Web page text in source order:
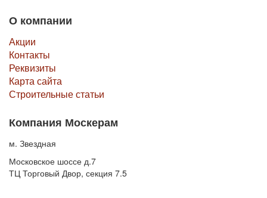
О компании
Акции
Контакты
Реквизиты
Карта сайта
Строительные статьи
Компания Москерам
м. Звездная
Московское шоссе д.7
ТЦ Торговый Двор, секция 7.5